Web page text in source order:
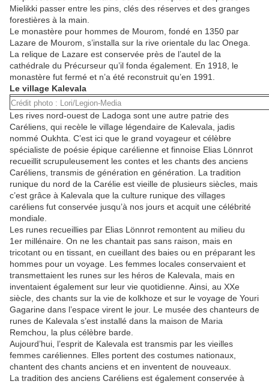
Mielikki passer entre les pins, clés des réserves et des granges
forestières à la main.
Le monastère pour hommes de Mourom, fondé en 1350 par
Lazare de Mourom, s’installa sur la rive orientale du lac Onega.
La relique de Lazare est conservée près de l’autel de la
cathédrale du Précurseur qu’il fonda également. En 1918, le
monastère fut fermé et n’a été reconstruit qu’en 1991.
Le village Kalevala
Crédit photo : Lori/Legion-Media
Les rives nord-ouest de Ladoga sont une autre patrie des
Caréliens, qui recèle le village légendaire de Kalevala, jadis
nommé Oukhta. C’est ici que le grand voyageur et célèbre
spécialiste de poésie épique carélienne et finnoise Elias Lönnrot
recueillit scrupuleusement les contes et les chants des anciens
Caréliens, transmis de génération en génération. La tradition
runique du nord de la Carélie est vieille de plusieurs siècles, mais
c’est grâce à Kalevala que la culture runique des villages
caréliens fut conservée jusqu’à nos jours et acquit une célébrité
mondiale.
Les runes recueillies par Elias Lönnrot remontent au milieu du
1er millénaire. On ne les chantait pas sans raison, mais en
tricotant ou en tissant, en cueillant des baies ou en préparant les
hommes pour un voyage. Les femmes locales conservaient et
transmettaient les runes sur les héros de Kalevala, mais en
inventaient également sur leur vie quotidienne. Ainsi, au XXe
siècle, des chants sur la vie de kolkhoze et sur le voyage de Youri
Gagarine dans l’espace virent le jour. Le musée des chanteurs de
runes de Kalevala s’est installé dans la maison de Maria
Remchou, la plus célèbre barde.
Aujourd’hui, l’esprit de Kalevala est transmis par les vieilles
femmes caréliennes. Elles portent des costumes nationaux,
chantent des chants anciens et en inventent de nouveaux.
La tradition des anciens Caréliens est également conservée à